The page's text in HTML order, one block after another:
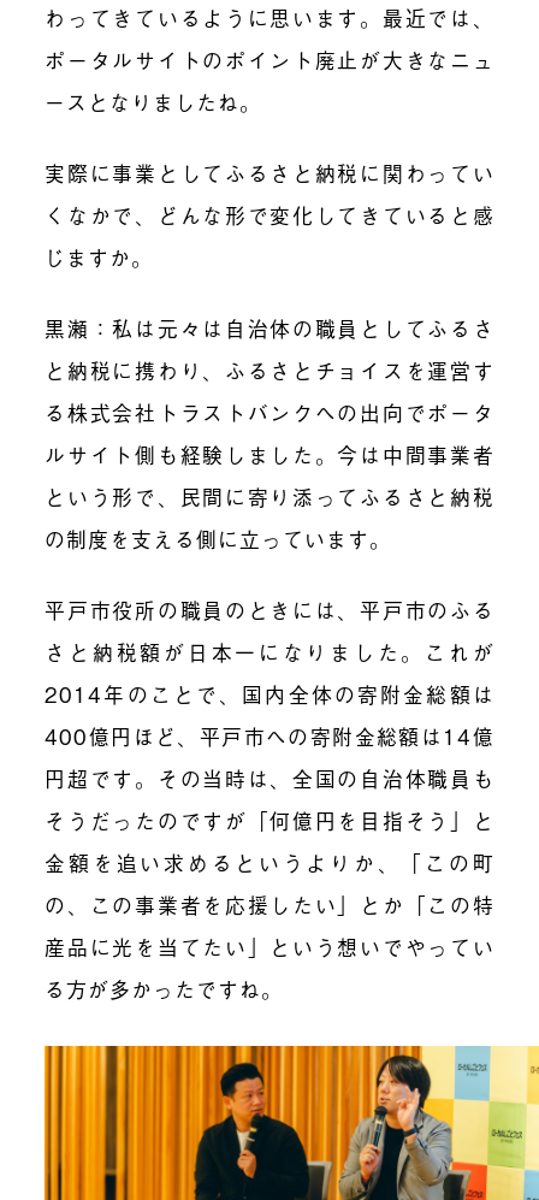
わってきているように思います。最近では、
ポータルサイトのポイント廃止が大きなニュ
ースとなりましたね。
実際に事業としてふるさと納税に関わってい
くなかで、どんな形で変化してきていると感
じますか。
黒瀬 ：私は元々は自治体の職員としてふるさ
と納税に携わり、ふるさとチョイスを運営す
る株式会社トラストバンクへの出向でポータ
ルサイト側も経験しました。今は中間事業者
という形で、民間に寄り添ってふるさと納税
の制度を支える側に立っています。
平戸市役所の職員のときには、平戸市のふる
さと納税額が日本一になりました。これが
2014年のことで、国内全体の寄附金総額は
400億円ほど、平戸市への寄附金総額は14億
円超です。その当時は、全国の自治体職員も
そうだったのですが「何億円を目指そう」と
金額を追い求めるというよりか、「この町
の、この事業者を応援したい」とか「この特
産品に光を当てたい」という想いでやってい
る方が多かったですね。